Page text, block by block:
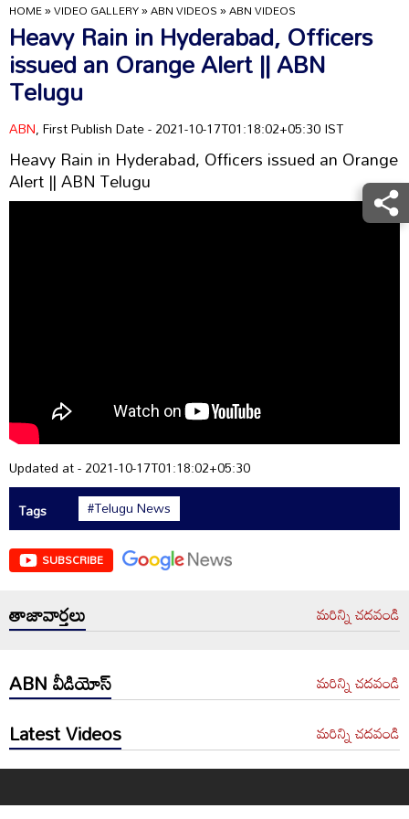
HOME»VIDEO GALLERY»ABN VIDEOS»ABN VIDEOS
Heavy Rain in Hyderabad, Officers
issued an Orange Alert || ABN
Telugu
ABN, First Publish Date - 2021-10-17T01:18:02+05:30 IST
Heavy Rain in Hyderabad, Officers issued an Orange
Alert || ABN Telugu
Updated at - 2021-10-17T01:18:02+05:30
Tags
#Telugu News
SUBSCRIBE
తాజావార్తలు మరిన్ని చదవండి
ABN వీడియోస్ మరిన్ని చదవండి
Latest Videos మరిన్ని చదవండి